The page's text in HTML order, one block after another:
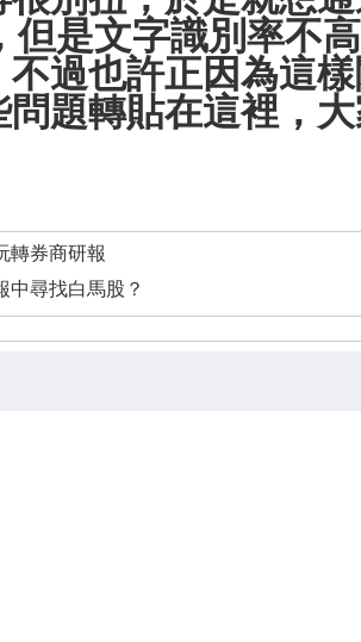
但是文字識別率不
不過也許正因為這
題轉貼在這裡，
轉券商研報
中尋找白馬股？